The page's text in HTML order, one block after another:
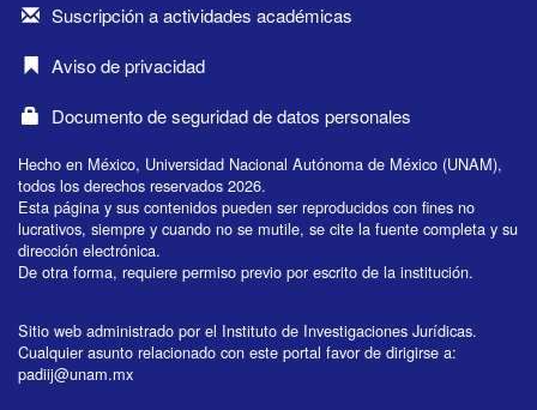
Suscripción a actividades académicas
Aviso de privacidad
Documento de seguridad de datos personales
Hecho en México, Universidad Nacional Autónoma de México (UNAM),
todos los derechos reservados 2026.
Esta página y sus contenidos pueden ser reproducidos con fines no
lucrativos, siempre y cuando no se mutile, se cite la fuente completa y su
dirección electrónica.
De otra forma, requiere permiso previo por escrito de la institución.
Sitio web administrado por el Instituto de Investigaciones Jurídicas.
Cualquier asunto relacionado con este portal favor de dirigirse a:
padiij@unam.mx